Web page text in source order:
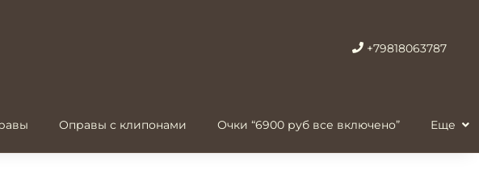
+79818063787
Оправы с клипонами Очки “6900 руб все включено” Еще